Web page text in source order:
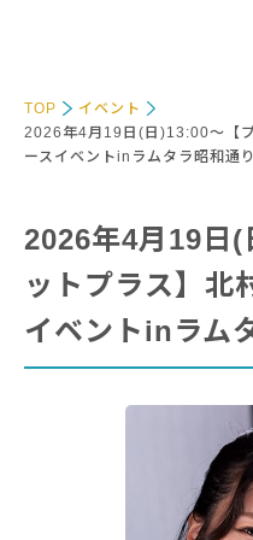
TOP
イベント
2026年4月19日(日)13:00～【
ースイベントinラムタラ昭和通り
2026年4月19日
ットプラス】北
イベントinラム